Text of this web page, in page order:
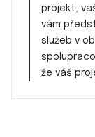
projekt,
vám
služeb v
že váš